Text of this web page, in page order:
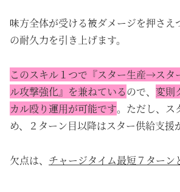
味方全体が受ける被ダメージを押さえ
の耐久力を引き上げます。
このスキル１つで『スター生産→ス
ル攻撃強化』を兼ねているので、 変則
カル殴り運用が可能です。ただし、ス
め、２ターン目以降はスター供給支援
欠点は、 チャージタイム最短７ターン